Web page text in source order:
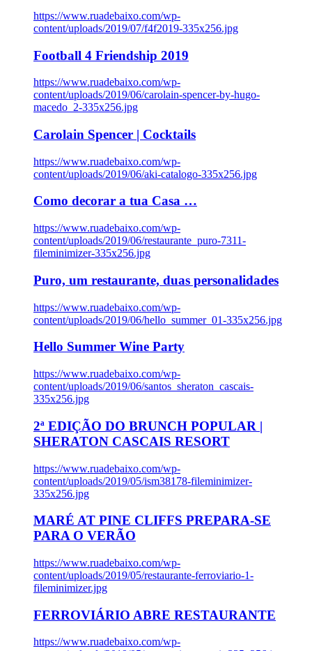
https://www.ruadebaixo.com/wp-
content/uploads/2019/07/f4f2019-335x256.jpg
Football 4 Friendship 2019
https://www.ruadebaixo.com/wp-
content/uploads/2019/06/carolain-spencer-by-hugo-
macedo_2-335x256.jpg
Carolain Spencer | Cocktails
https://www.ruadebaixo.com/wp-
content/uploads/2019/06/aki-catalogo-335x256.jpg
Como decorar a tua Casa …
https://www.ruadebaixo.com/wp-
content/uploads/2019/06/restaurante_puro-7311-
fileminimizer-335x256.jpg
Puro, um restaurante, duas personalidades
https://www.ruadebaixo.com/wp-
content/uploads/2019/06/hello_summer_01-335x256.jpg
Hello Summer Wine Party
https://www.ruadebaixo.com/wp-
content/uploads/2019/06/santos_sheraton_cascais-
335x256.jpg
2ª EDIÇÃO DO BRUNCH POPULAR |
SHERATON CASCAIS RESORT
https://www.ruadebaixo.com/wp-
content/uploads/2019/05/ism38178-fileminimizer-
335x256.jpg
MARÉ AT PINE CLIFFS PREPARA-SE
PARA O VERÃO
https://www.ruadebaixo.com/wp-
content/uploads/2019/05/restaurante-ferroviario-1-
fileminimizer.jpg
FERROVIÁRIO ABRE RESTAURANTE
https://www.ruadebaixo.com/wp-